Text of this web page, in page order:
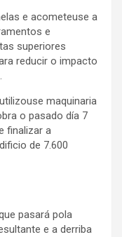
e acometeuse a
e
superiores
reducir o impacto
maquinaria
o pasado día 7
finalizar a
de 7.600
pasará pola
e a derriba